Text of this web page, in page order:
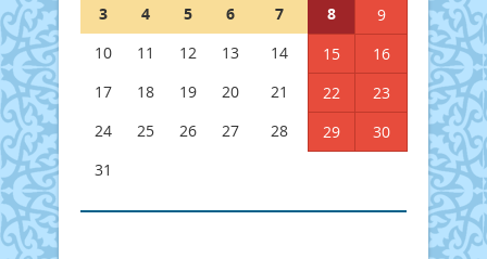
3
4 5 6 7 8
9
10
11 12 13 14 15
16
17
18 19 20 21 22
23
24
25 26 27 28 29
30
31